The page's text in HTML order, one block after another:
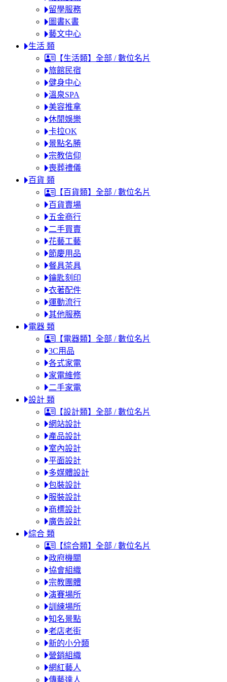
留學服務
圖書K書
藝文中心
生活 類
【生活類】全部 / 數位名片
旅館民宿
健身中心
溫泉SPA
美容推拿
休閒娛樂
卡拉OK
景點名勝
宗教信仰
喪葬禮儀
百貨 類
【百貨類】全部 / 數位名片
百貨賣場
五金商行
二手買賣
花藝工藝
節慶用品
餐具茶具
鑰匙刻印
衣著配件
運動流行
其他服務
電器 類
【電器類】全部 / 數位名片
3C用品
各式家電
家電維修
二手家電
設計 類
【設計類】全部 / 數位名片
網站設計
產品設計
室內設計
平面設計
多媒體設計
包裝設計
服裝設計
商標設計
廣告設計
綜合 類
【綜合類】全部 / 數位名片
政府機關
協會組織
宗教團體
演賽場所
訓練場所
知名景點
老店老街
新的小分類
營銷組織
網紅藝人
傳藝達人